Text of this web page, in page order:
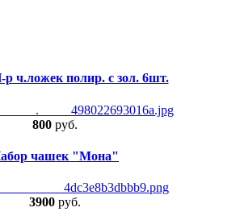
ч.ложек полир. с зол. 6шт.
800 руб.
чашек "Мона"
3900 руб.